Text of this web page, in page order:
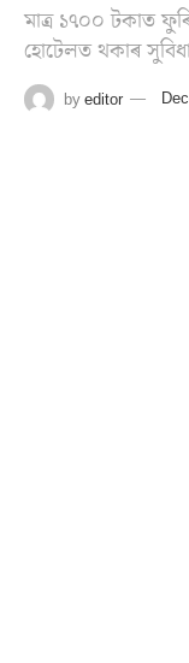
মাত্ৰ ১৭০০ টকাত
হোটেলত থকাৰ
byeditor